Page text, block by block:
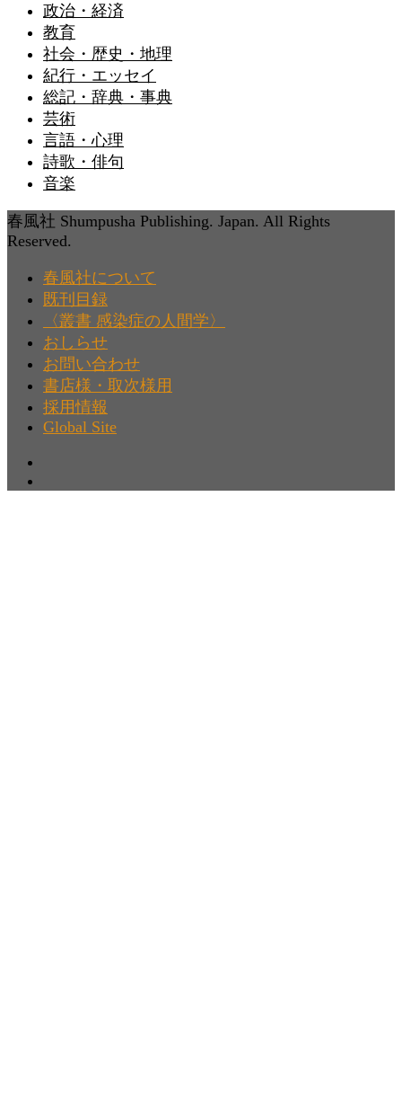
政治・経済
教育
社会・歴史・地理
紀行・エッセイ
総記・辞典・事典
芸術
言語・心理
詩歌・俳句
音楽
春風社 Shumpusha Publishing. Japan. All Rights
Reserved.
春風社について
既刊目録
〈叢書 感染症の人間学〉
おしらせ
お問い合わせ
書店様・取次様用
採用情報
Global Site